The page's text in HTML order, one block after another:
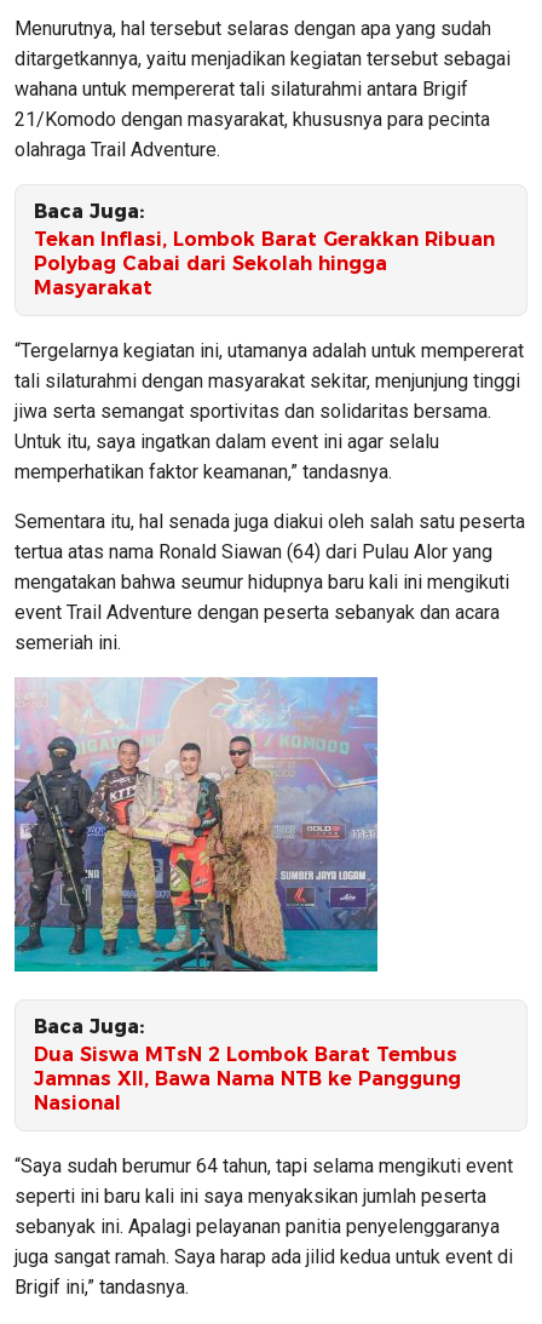
Menurutnya, hal tersebut selaras dengan apa yang sudah
ditargetkannya, yaitu menjadikan kegiatan tersebut sebagai
wahana untuk mempererat tali silaturahmi antara Brigif
21/Komodo dengan masyarakat, khususnya para pecinta
olahraga Trail Adventure.
Baca Juga:
Tekan Inflasi, Lombok Barat Gerakkan Ribuan
Polybag Cabai dari Sekolah hingga
Masyarakat
“Tergelarnya kegiatan ini, utamanya adalah untuk mempererat
tali silaturahmi dengan masyarakat sekitar, menjunjung tinggi
jiwa serta semangat sportivitas dan solidaritas bersama.
Untuk itu, saya ingatkan dalam event ini agar selalu
memperhatikan faktor keamanan,” tandasnya.
Sementara itu, hal senada juga diakui oleh salah satu peserta
tertua atas nama Ronald Siawan (64) dari Pulau Alor yang
mengatakan bahwa seumur hidupnya baru kali ini mengikuti
event Trail Adventure dengan peserta sebanyak dan acara
semeriah ini.
Baca Juga:
Dua Siswa MTsN 2 Lombok Barat Tembus
Jamnas XII, Bawa Nama NTB ke Panggung
Nasional
“Saya sudah berumur 64 tahun, tapi selama mengikuti event
seperti ini baru kali ini saya menyaksikan jumlah peserta
sebanyak ini. Apalagi pelayanan panitia penyelenggaranya
juga sangat ramah. Saya harap ada jilid kedua untuk event di
Brigif ini,” tandasnya.